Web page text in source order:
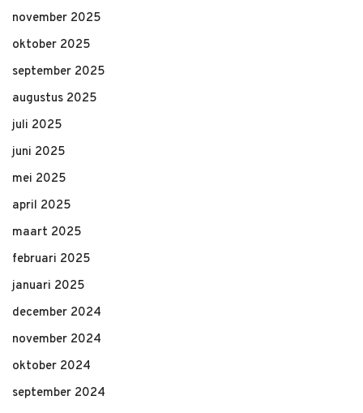
november 2025
oktober 2025
september 2025
augustus 2025
juli 2025
juni 2025
mei 2025
april 2025
maart 2025
februari 2025
januari 2025
december 2024
november 2024
oktober 2024
september 2024